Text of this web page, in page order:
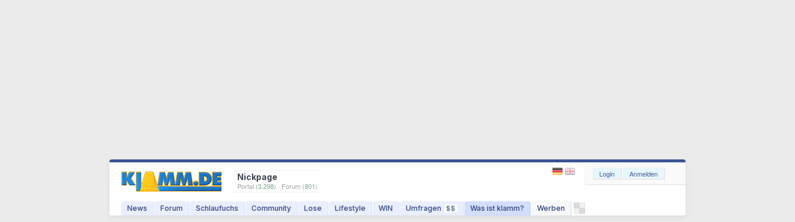
Nickpage
Portal (3.298) · Forum (801)
News Forum Schlaufuchs Community Lose Lifestyle WIN Umfragen $$ Was ist klamm? Werben
Login Anmelden